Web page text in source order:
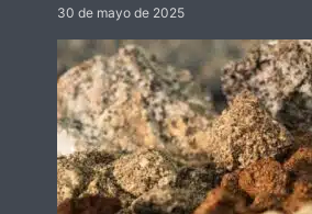
30 de mayo de 2025